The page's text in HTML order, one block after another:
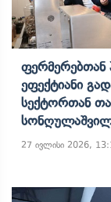
Ფერმერებთან
Ეფექტიანი
Სექტორთან
27 ივლისი 2026,